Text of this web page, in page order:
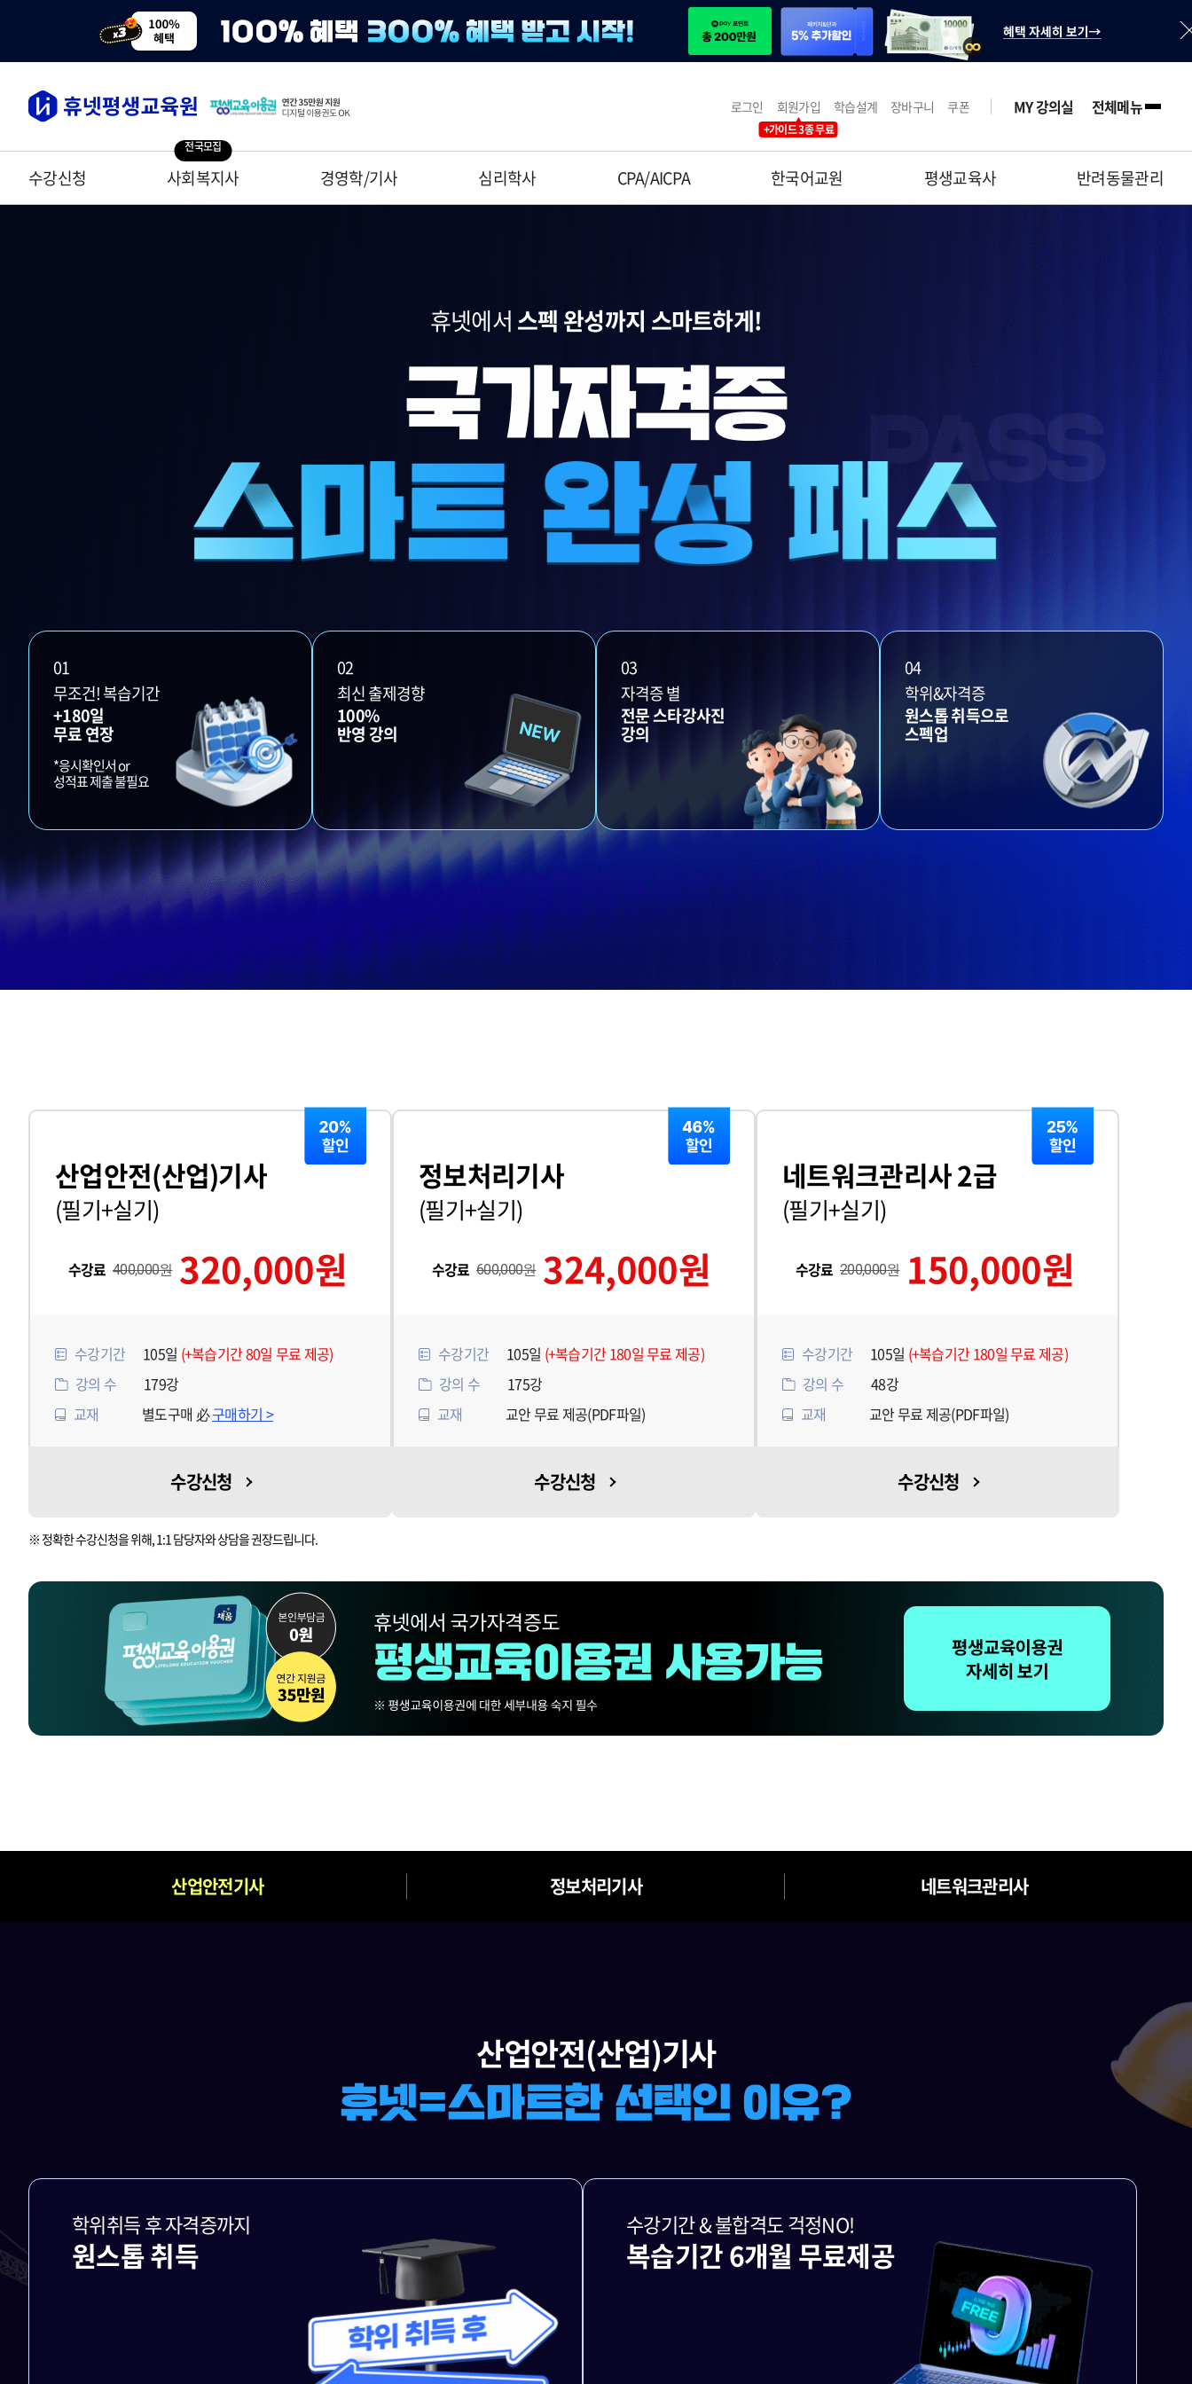
로그인 회원가입
+가이드 3종 무료
학습설계 장바구니 쿠폰 MY 강의실 전체메뉴
수강신청
전국모집
사회복지사 경영학/기사 심리학사 CPA/AICPA 한국어교원 평생교육사 반려동물관리
휴넷에서 스펙 완성까지 스마트하게!
01
무조건! 복습기간
+180일
무료 연장
*응시확인서 or
성적표 제출 불필요
02
최신 출제경향
100%
반영 강의
03
자격증 별
전문 스타강사진
강의
04
학위&자격증
원스톱 취득으로
스펙업
산업안전(산업)기사
(필기+실기)
수강료 400,000원 320,000원
수강기간 105일 (+복습기간 80일 무료 제공)
강의 수
179강
교재
별도구매 必구매하기 >
수강신청
정보처리기사
(필기+실기)
수강료 600,000원 324,000원
수강기간 105일 (+복습기간 180일 무료 제공)
강의 수
175강
교재
교안 무료 제공(PDF파일)
수강신청
네트워크관리사 2급
(필기+실기)
수강료 200,000원 150,000원
수강기간 105일 (+복습기간 180일 무료 제공)
강의 수
48강
교재
교안 무료 제공(PDF파일)
수강신청
※ 정확한 수강신청을 위해, 1:1 담당자와 상담을 권장드립니다.
산업안전기사 정보처리기사 네트워크관리사
학위취득 후 자격증까지
원스톱 취득
수강기간 & 불합격도 걱정NO!
복습기간 6개월 무료제공